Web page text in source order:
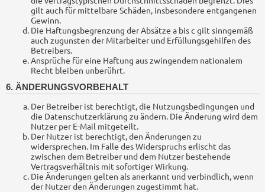
gilt auch für mittelbare Schäden, insbesondere entgangenen
Gewinn.
Die Haftungsbegrenzung der Absätze a bis c gilt sinngemäß
auch zugunsten der Mitarbeiter und Erfüllungsgehilfen des
Betreibers.
Ansprüche für eine Haftung aus zwingendem nationalem
Recht bleiben unberührt.
6. ÄNDERUNGSVORBEHALT
Der Betreiber ist berechtigt, die Nutzungsbedingungen und
die Datenschutzerklärung zu ändern. Die Änderung wird dem
Nutzer per E-Mail mitgeteilt.
Der Nutzer ist berechtigt, den Änderungen zu
widersprechen. Im Falle des Widerspruchs erlischt das
zwischen dem Betreiber und dem Nutzer bestehende
Vertragsverhältnis mit sofortiger Wirkung.
Die Änderungen gelten als anerkannt und verbindlich, wenn
der Nutzer den Änderungen zugestimmt hat.